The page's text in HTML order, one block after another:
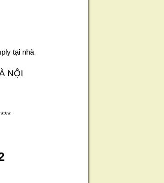
tại nhà,
NỘI